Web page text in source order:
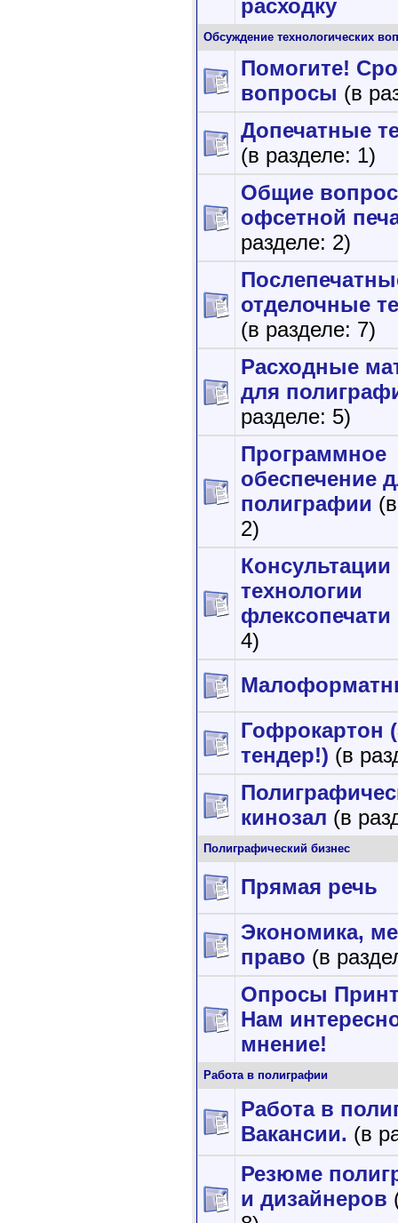
расходку
Обсуждение технологических
Помогите!
вопросы (в
Допечатные
(в разделе: 1)
Общие
офсетной
разделе: 2)
отделочные
(в разделе: 7)
Расходные
для
разделе: 5)
Программное
обеспечение
полиграфии
2)
Консультации
технологии
флексопечати
4)
Гофрокартон
тендер!) (в
кинозал (в
Полиграфический бизнес
Прямая речь
Экономика,
право (в
Опросы
Нам
мнение!
Работа в полиграфии
Работа в
Вакансии. (в
Резюме
и дизайнеров